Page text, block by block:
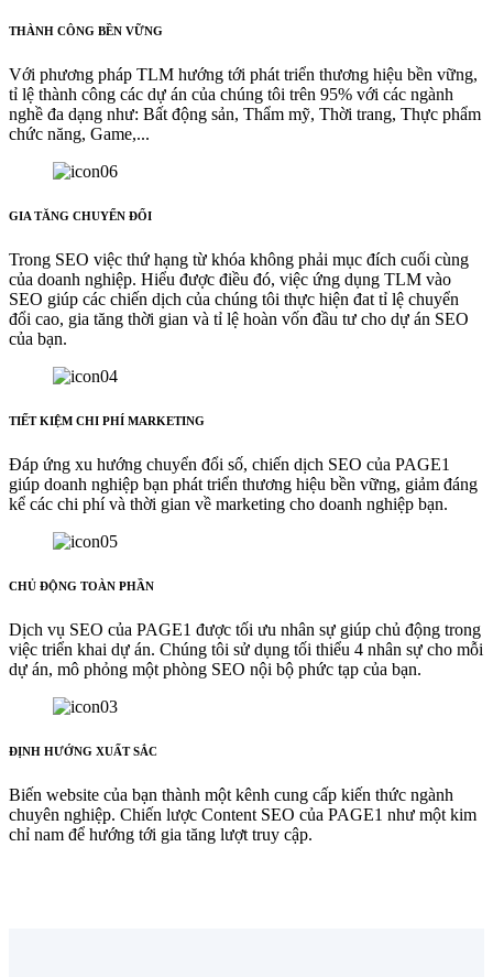
THÀNH CÔNG BỀN VỮNG
Với phương pháp TLM hướng tới phát triển thương hiệu bền vững,
tỉ lệ thành công các dự án của chúng tôi trên 95% với các ngành
nghề đa dạng như: Bất động sản, Thẩm mỹ, Thời trang, Thực phẩm
chức năng, Game,...
GIA TĂNG CHUYỂN ĐỔI
Trong SEO việc thứ hạng từ khóa không phải mục đích cuối cùng
của doanh nghiệp. Hiểu được điều đó, việc ứng dụng TLM vào
SEO giúp các chiến dịch của chúng tôi thực hiện đat tỉ lệ chuyển
đổi cao, gia tăng thời gian và tỉ lệ hoàn vốn đầu tư cho dự án SEO
của bạn.
TIẾT KIỆM CHI PHÍ MARKETING
Đáp ứng xu hướng chuyển đổi số, chiến dịch SEO của PAGE1
giúp doanh nghiệp bạn phát triển thương hiệu bền vững, giảm đáng
kể các chi phí và thời gian về marketing cho doanh nghiệp bạn.
CHỦ ĐỘNG TOÀN PHẦN
Dịch vụ SEO của PAGE1 được tối ưu nhân sự giúp chủ động trong
việc triển khai dự án. Chúng tôi sử dụng tối thiểu 4 nhân sự cho mỗi
dự án, mô phỏng một phòng SEO nội bộ phức tạp của bạn.
ĐỊNH HƯỚNG XUẤT SẮC
Biến website của bạn thành một kênh cung cấp kiến thức ngành
chuyên nghiệp. Chiến lược Content SEO của PAGE1 như một kim
chỉ nam để hướng tới gia tăng lượt truy cập.